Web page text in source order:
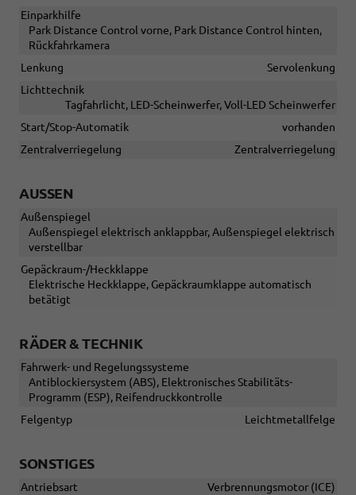
Einparkhilfe
Park Distance Control vorne, Park Distance Control hinten,
Rückfahrkamera
Lenkung
Servolenkung
Lichttechnik
Tagfahrlicht, LED-Scheinwerfer, Voll-LED Scheinwerfer
Start/Stop-Automatik
vorhanden
Zentralverriegelung
Zentralverriegelung
AUSSEN
Außenspiegel
Außenspiegel elektrisch anklappbar, Außenspiegel elektrisch
verstellbar
Gepäckraum-/Heckklappe
Elektrische Heckklappe, Gepäckraumklappe automatisch
betätigt
RÄDER & TECHNIK
Fahrwerk- und Regelungssysteme
Antiblockiersystem (ABS), Elektronisches Stabilitäts-
Programm (ESP), Reifendruckkontrolle
Felgentyp
Leichtmetallfelge
SONSTIGES
Antriebsart
Verbrennungsmotor (ICE)